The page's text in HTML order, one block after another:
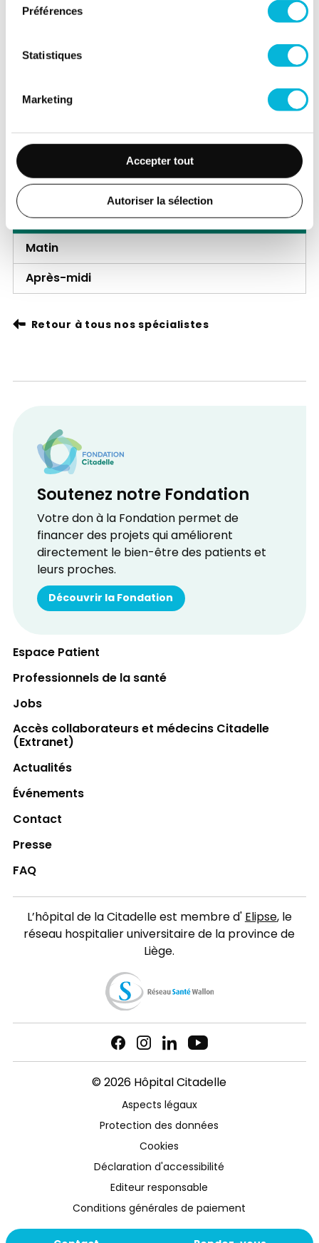
Préférences
Statistiques
Marketing
Accepter tout
Autoriser la sélection
Après-midi
Après-midi
Vendredi
Après-midi
Samedi
Matin
Après-midi
Retour à tous nos spécialistes
Soutenez notre Fondation
Votre don à la Fondation permet de
financer des projets qui améliorent
directement le bien-être des patients et
leurs proches.
Découvrir la Fondation
Espace Patient
Professionnels de la santé
Jobs
Accès collaborateurs et médecins Citadelle
(Extranet)
Actualités
Événements
Contact
Presse
FAQ
L’hôpital de la Citadelle est membre d'Elipse, le
réseau hospitalier universitaire de la province de
Liège.
© 2026 Hôpital Citadelle
Aspects légaux
Protection des données
Cookies
Déclaration d'accessibilité
Editeur responsable
Conditions générales de paiement